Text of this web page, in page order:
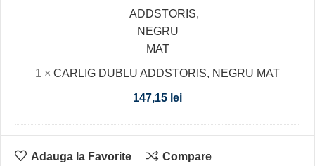
NEGRU
MAT
1 × CARLIG DUBLU ADDSTORIS, NEGRU MAT
147,15 lei
Adauga la Favorite Compare